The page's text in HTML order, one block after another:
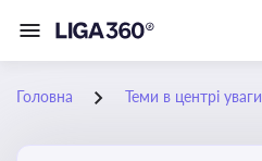
Головна Теми в центрі уваги